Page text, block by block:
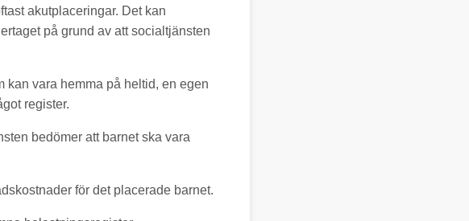
akutplaceringar. Det kan
på grund av att socialtjänsten
kan vara hemma på heltid, en egen
register.
bedömer att barnet ska vara
för det placerade barnet.